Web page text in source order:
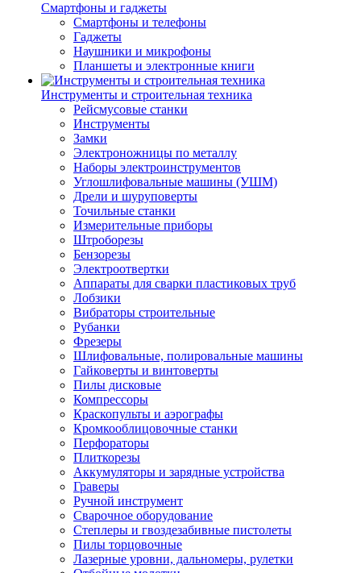
Смартфоны и гаджеты
Смартфоны и телефоны
Гаджеты
Наушники и микрофоны
Планшеты и электронные книги
Инструменты и строительная техника
Рейсмусовые станки
Инструменты
Замки
Электроножницы по металлу
Наборы электроинструментов
Углошлифовальные машины (УШМ)
Дрели и шуруповерты
Точильные станки
Измерительные приборы
Штроборезы
Бензорезы
Электроотвертки
Аппараты для сварки пластиковых труб
Лобзики
Вибраторы строительные
Рубанки
Фрезеры
Шлифовальные, полировальные машины
Гайковерты и винтоверты
Пилы дисковые
Компрессоры
Краскопульты и аэрографы
Кромкооблицовочные станки
Перфораторы
Плиткорезы
Аккумуляторы и зарядные устройства
Граверы
Ручной инструмент
Сварочное оборудование
Степлеры и гвоздезабивные пистолеты
Пилы торцовочные
Лазерные уровни, дальномеры, рулетки